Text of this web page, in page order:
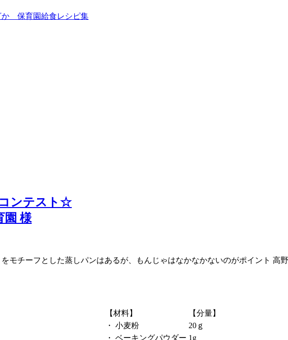
ンテスト☆
園 様
モチーフとした蒸しパンはあるが、もんじゃはなかなかないのがポイント 高
【材料】
【分量】
・ 小麦粉
20ｇ
・ ベーキングパウダー 1g